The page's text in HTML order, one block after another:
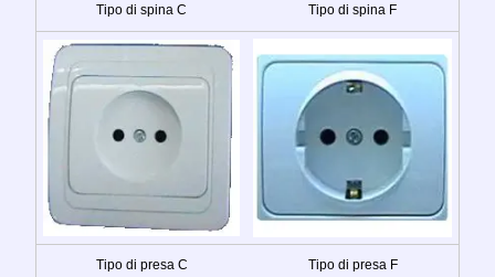
Tipo di spina C Tipo di spina F
Tipo di presa C Tipo di presa F